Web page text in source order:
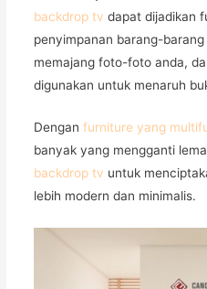
backdrop tv dapat dijadikan
penyimpanan barang-
memajang foto-foto anda,
digunakan untuk menaruh
Denganfurniture yang
banyak yang mengganti
backdrop tv untuk
lebih modern dan minimalis.